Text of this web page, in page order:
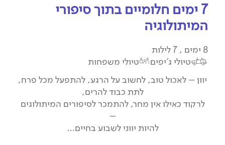
7 ימים חלומיים בתוך סיפורי
המיתולוגיה
8 ימים , 7 לילות
טיולי ג'יפים
טיולי משפחות
יוון – לאכול טוב, לחשוב על הרגע, להתפעל מכל פרח,
לתת כבוד להרים,
לרקוד כאילו אין מחר, להתמכר לסיפורים המיתולוגים
–
להיות יווני לשבוע בחיים…